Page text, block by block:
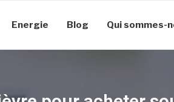
Energie Blog Qui sommes-